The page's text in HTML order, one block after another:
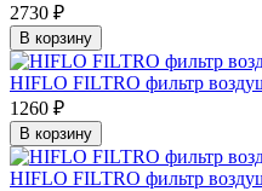
2730 ₽
В корзину
HIFLO FILTRO фильтр
1260 ₽
В корзину
HIFLO FILTRO фильтр